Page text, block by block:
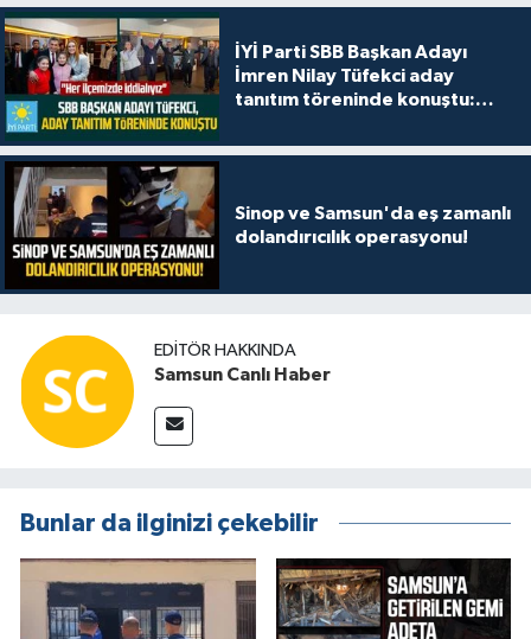
İYİ Parti SBB Başkan Adayı
İmren Nilay Tüfekci aday
tanıtım töreninde konuştu:
Sinop ve Samsun'da eş zamanlı
dolandırıcılık operasyonu!
EDITÖR HAKKINDA
Samsun Canlı Haber
Bunlar da ilginizi çekebilir